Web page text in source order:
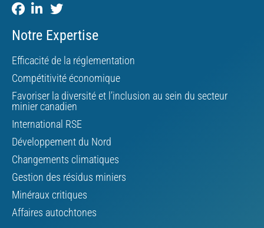
Notre Expertise
Efficacité de la réglementation
Compétitivité économique
Favoriser la diversité et l’inclusion au sein du secteur
minier canadien
International RSE
Développement du Nord
Changements climatiques
Gestion des résidus miniers
Minéraux critiques
Affaires autochtones